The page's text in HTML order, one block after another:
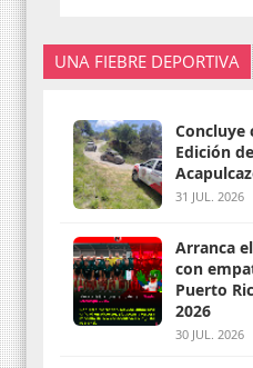
UNA FIEBRE DEPORTIVA
Concluye
Edición
31 JUL. 2026
Arranca
con
Puerto
2026
30 JUL. 2026